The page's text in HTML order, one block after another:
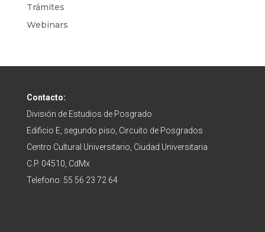
Trámites
Webinars
Contacto:
División de Estudios de Posgrado
Edificio E, segundo piso, Circuito de Posgrados
Centro Cultural Universitario, Ciudad Universitaria
C.P. 04510, CdMx
Telefono: 55 56 23 72 64